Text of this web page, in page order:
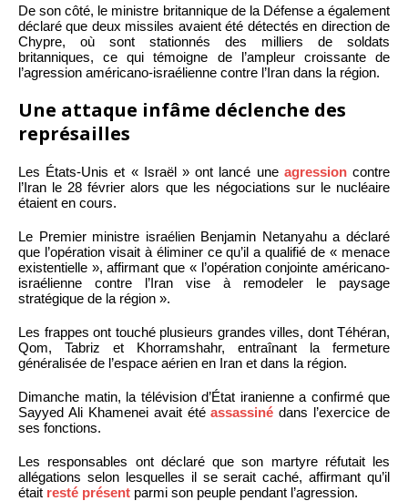
De son côté, le ministre britannique de la Défense a également
déclaré que deux missiles avaient été détectés en direction de
Chypre, où sont stationnés des milliers de soldats
britanniques, ce qui témoigne de l’ampleur croissante de
l’agression américano-israélienne contre l’Iran dans la région.
Une attaque infâme déclenche des
représailles
Les États-Unis et « Israël » ont lancé une agressioncontre
l’Iran le 28 février alors que les négociations sur le nucléaire
étaient en cours.
Le Premier ministre israélien Benjamin Netanyahu a déclaré
que l’opération visait à éliminer ce qu’il a qualifié de « menace
existentielle », affirmant que « l’opération conjointe américano-
israélienne contre l’Iran vise à remodeler le paysage
stratégique de la région ».
Les frappes ont touché plusieurs grandes villes, dont Téhéran,
Qom, Tabriz et Khorramshahr, entraînant la fermeture
généralisée de l’espace aérien en Iran et dans la région.
Dimanche matin, la télévision d’État iranienne a confirmé que
Sayyed Ali Khamenei avait étéassassiné dans l’exercice de
ses fonctions.
Les responsables ont déclaré que son martyre réfutait les
allégations selon lesquelles il se serait caché, affirmant qu’il
était resté présent parmi son peuple pendant l’agression.